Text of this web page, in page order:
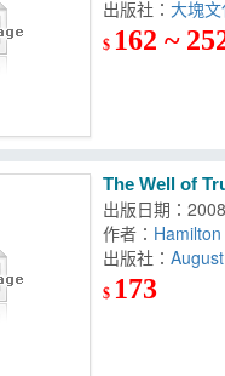
出版社：
$ 162 ~
The Well of
出版日期：
作者： Hamilton
出版社：
$ 173